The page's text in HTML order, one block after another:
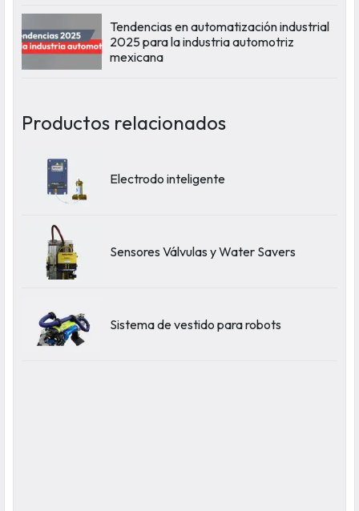
Tendencias en automatización industrial
2025 para la industria automotriz
mexicana
Productos relacionados
Electrodo inteligente
Sensores Válvulas y Water Savers
Sistema de vestido para robots